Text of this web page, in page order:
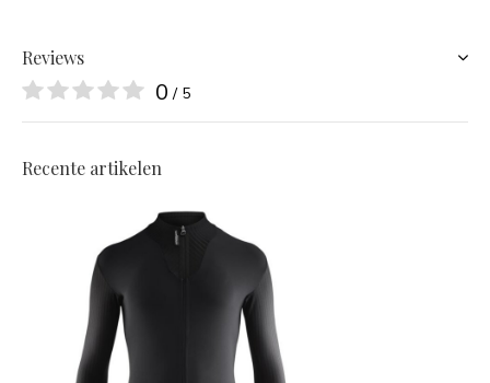
Reviews
0 / 5
Recente artikelen